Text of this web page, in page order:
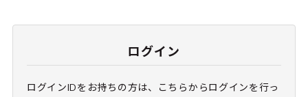
ログイン
ログインIDをお持ちの方は、こちらからログインを行っ